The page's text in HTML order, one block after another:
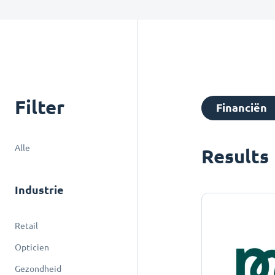
Filter
Alle
Industrie
Retail
Opticien
Gezondheid
Financiën
Results